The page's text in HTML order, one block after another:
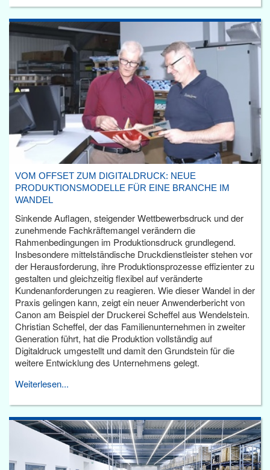
VOM OFFSET ZUM DIGITALDRUCK: NEUE
PRODUKTIONSMODELLE FÜR EINE BRANCHE IM
WANDEL
Sinkende Auflagen, steigender Wettbewerbsdruck und der
zunehmende Fachkräftemangel verändern die
Rahmenbedingungen im Produktionsdruck grundlegend.
Insbesondere mittelständische Druckdienstleister stehen vor
der Herausforderung, ihre Produktionsprozesse effizienter zu
gestalten und gleichzeitig flexibel auf veränderte
Kundenanforderungen zu reagieren. Wie dieser Wandel in der
Praxis gelingen kann, zeigt ein neuer Anwenderbericht von
Canon am Beispiel der Druckerei Scheffel aus Wendelstein.
Christian Scheffel, der das Familienunternehmen in zweiter
Generation führt, hat die Produktion vollständig auf
Digitaldruck umgestellt und damit den Grundstein für die
weitere Entwicklung des Unternehmens gelegt.
Weiterlesen...